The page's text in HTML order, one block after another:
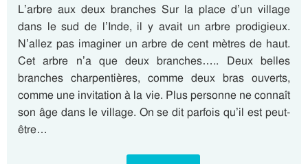
L’arbre aux deux branches Sur la place d’un village
dans le sud de l’Inde, il y avait un arbre prodigieux.
N’allez pas imaginer un arbre de cent mètres de haut.
Cet arbre n’a que deux branches….. Deux belles
branches charpentières, comme deux bras ouverts,
comme une invitation à la vie. Plus personne ne connaît
son âge dans le village. On se dit parfois qu’il est peut-
être…